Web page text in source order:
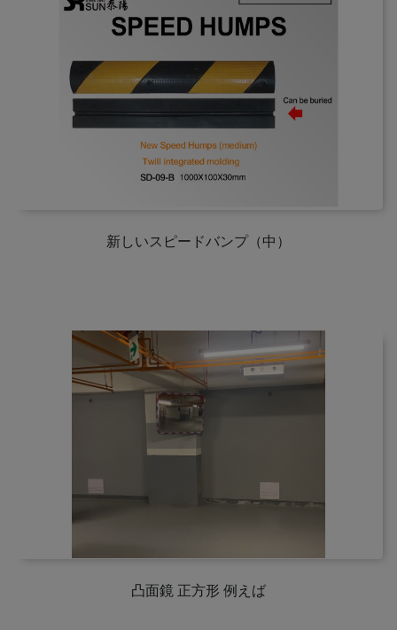
新しいスピードバンプ（中）
凸面鏡 正方形 例えば